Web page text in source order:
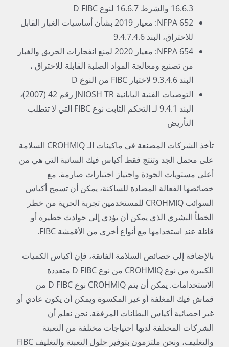
16.6.3 والشرط 16.6.7 لنوع D FIBC
NFPA 652: معيار 2019 بشأن أساسيات الغبار القابل
للاحتراق، البند 9.4.7.4.6
NFPA 654: معيار 2020 لمنع انفجارات الحريق والغبار
من تصنيع ومعالجة المواد الصلبة القابلة للاحتراق ،
البند 9.3.4.6 لاختبار FIBC من النوع D
التوصيات الفنية اليابانية JNIOSH TR رقم 42 (2007)،
البند 9.4.1 لـ التحكم الثابت نوع FIBC التي لا تتطلب
التأريض
تأخذ الشركات المصنعة في ماكينات الـ CROHMIQ السلامة
على محمل الجد وتنتج فقط أكياس فيك السائبة التي هي من
أعلى مستويات الجودة واجتياز اختبارات صارمة. مع
خصائصها الفعالة المضادة للساكنة، يمكن أن تسمح أكياس
السوائب CROHMIQ للمستخدمين تجربة الحرية من خطر
الخطأ البشري الذي يمكن أن يؤدي إلى حوادث خطيرة أو
قاتلة عند استخدامها مع أنواع أخرى من الأقمشة FIBC.
بالإضافة إلى خصائص السلامة الفائقة، فإن أكياس الكميات
الكبيرة من نوع CROHMIQ من نوع D FIBC متعددة
الاستخدامات. يمكن أن يتم CROHMIQ نوع D FIBC من
قماش فيك المغلفة أو غير المكسوة ويمكن أن يكون عادي أو
غير احصائية أكياس البطانات المرفقة. نحن نعلم أن
الشركات المختلفة لديها احتياجات مختلفة من التعبئة
والتغليف، ونحن ملتزمون بتوفير حلول التعبئة والتغليف FIBC